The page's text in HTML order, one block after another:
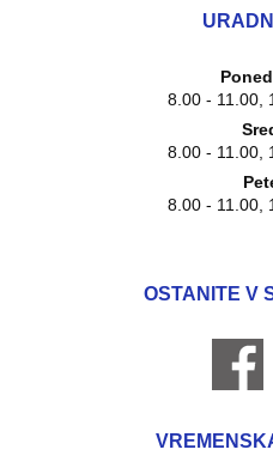
8.00 - 11.00,
8.00 - 11.00,
8.00 - 11.00,
OSTANITE V